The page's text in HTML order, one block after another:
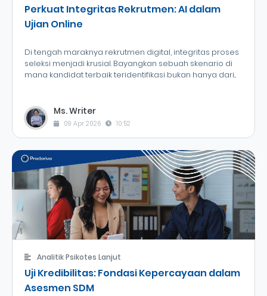
Perkuat Integritas Rekrutmen: AI dalam
Ujian Online
Di tengah maraknya rekrutmen digital, integritas proses
seleksi menjadi krusial. Bayangkan sebuah skenario di
mana kandidat terbaik teridentifikasi bukan hanya dari...
Ms. Writer
09 Apr 2026 10:52
Analitik Psikotes Lanjut
Uji Kredibilitas: Fondasi Kepercayaan dalam
Asesmen SDM